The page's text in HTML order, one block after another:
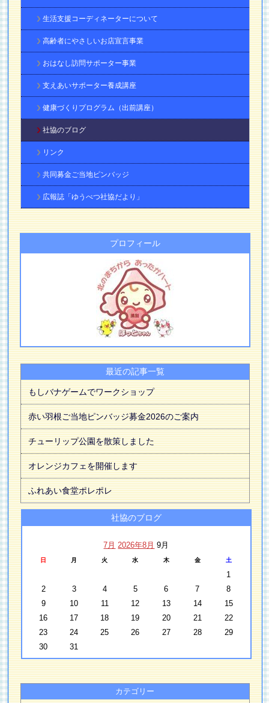
生活支援コーディネーターについて
高齢者にやさしいお店宣言事業
おはなし訪問サポーター事業
支えあいサポーター養成講座
健康づくりプログラム（出前講座）
社協のブログ
リンク
共同募金ご当地ピンバッジ
広報誌「ゆうべつ社協だより」
プロフィール
最近の記事一覧
もしバナゲームでワークショップ
赤い羽根ご当地ピンバッジ募金2026のご案内
チューリップ公園を散策しました
オレンジカフェを開催します
ふれあい食堂ポレポレ
社協のブログ
7月 2026年8月 9月
日 月 火 水 木 金 土
1
2
3 4 5 6 7
8
9
10 11 12 13 14
15
16
17 18 19 20 21
22
23
24 25 26 27 28
29
30
31
カテゴリー